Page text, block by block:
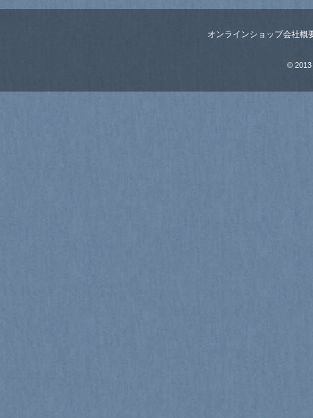
オンラインショップ会社概
© 2013